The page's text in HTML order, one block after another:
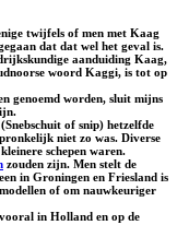
twijfels of men met Kaag
dat dat wel het geval is.
aanduiding Kaag,
woord Kaggi, is tot op
genoemd worden, sluit mijns
(Snebschuit of snip) hetzelfde
niet zo was. Diverse
schepen waren.
zouden zijn. Men stelt de
in Groningen en Friesland is
of om nauwkeuriger
in Holland en op de